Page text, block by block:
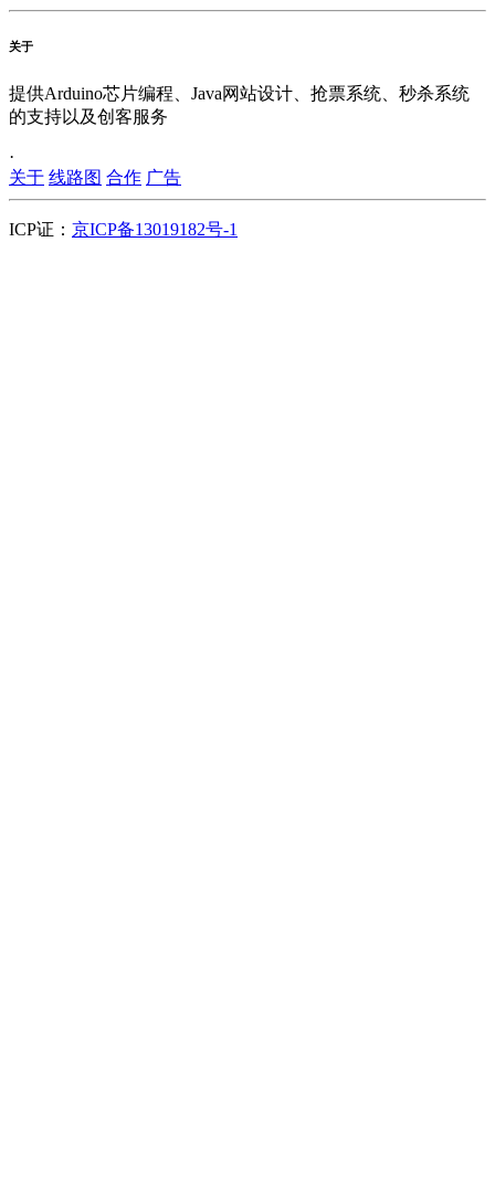
关于
提供Arduino芯片编程、Java网站设计、抢票系统、秒杀系统
的支持以及创客服务
·
关于 线路图 合作 广告
ICP证： 京ICP备13019182号-1